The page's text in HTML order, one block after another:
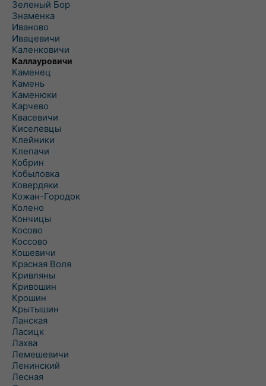
Зеленый Бор
Знаменка
Иваново
Ивацевичи
Каленковичи
Каллауровичи
Каменец
Камень
Каменюки
Карчево
Квасевичи
Киселевцы
Клейники
Клепачи
Кобрин
Кобыловка
Ковердяки
Кожан-Городок
Колено
Кончицы
Косово
Коссово
Кошевичи
Красная Воля
Кривляны
Кривошин
Крошин
Крытышин
Ланская
Ласицк
Лахва
Лемешевичи
Ленинский
Лесная